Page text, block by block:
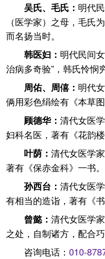
吴氏、毛氏： 明代
（医学家）之母，毛氏
而名扬当时。
韩医妇： 明代民间
治病多奇验”，韩氏怜悯
周佑、周僖： 明代
俩用彩色绢绘有《本草图
顾德华： 清代女医
妇科名医，著有《花韵楼
叶荫： 清代女医学
著有《保赤金科》一书。
孙西台： 清代女医
有相当的造诣，著有《
曾懿： 清代女医学
之处，自制诸方，配合
咨询电话： 010-